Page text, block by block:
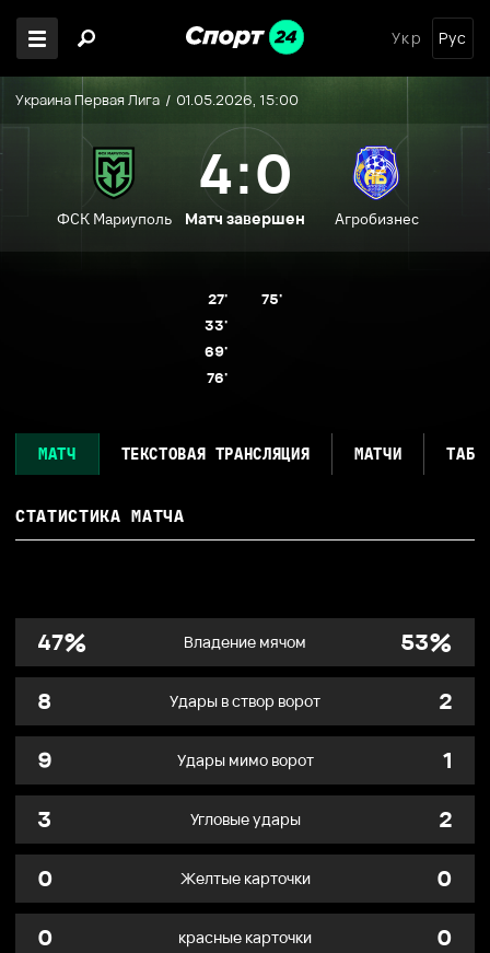
Укр Рус
Украина Первая Лига 01.05.2026, 15:00
ФСК Мариуполь
4:0
Матч завершен Агробизнес
27'
33'
69'
76'
75'
МАТЧ ТЕКСТОВАЯ ТРАНСЛЯЦИЯ МАТЧИ
СТАТИСТИКА МАТЧА
47% Владение мячом 53%
8 Удары в створ ворот
2
9
Удары мимо ворот
1
3
Угловые удары
2
0
Желтые карточки
0
0
красные карточки 0